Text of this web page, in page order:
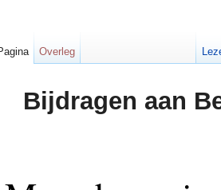
Bijdragen aan
Overleg